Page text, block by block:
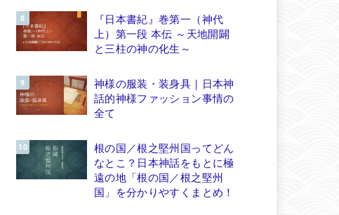
『日本書紀』巻第一（神代
上）第一段 本伝 ～天地開闢
と三柱の神の化生～
神様の服装・装身具｜日本神
話的神様ファッション事情の
全て
根の国／根之堅州国ってどん
なとこ？日本神話をもとに極
遠の地「根の国／根之堅州
国」を分かりやすくまとめ！